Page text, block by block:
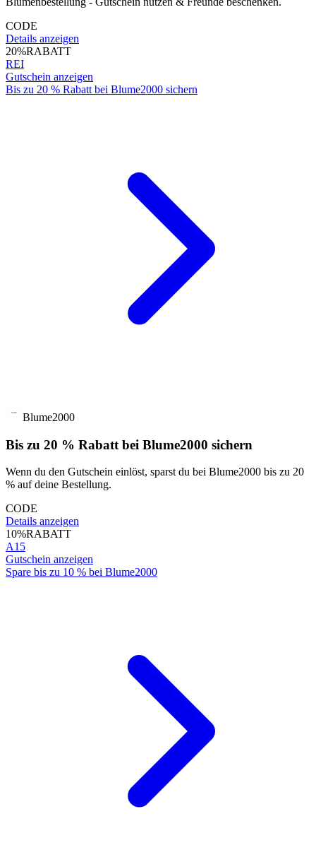
CODE
Details anzeigen
20%RABATT
REI
Gutschein anzeigen
Bis zu 20 % Rabatt bei Blume2000 sichern
Blume2000
Bis zu 20 % Rabatt bei Blume2000 sichern
Wenn du den Gutschein einlöst, sparst du bei Blume2000 bis zu 20
% auf deine Bestellung.
CODE
Details anzeigen
10%RABATT
A15
Gutschein anzeigen
Spare bis zu 10 % bei Blume2000